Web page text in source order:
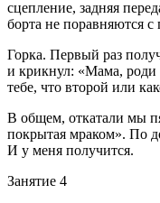
сцепление, задняя
борта не поравняются
Горка. Первый раз
и крикнул: «Мама, роди
тебе, что второй или
В общем, откатали мы
покрытая мраком». По
И у меня получится.
Занятие 4